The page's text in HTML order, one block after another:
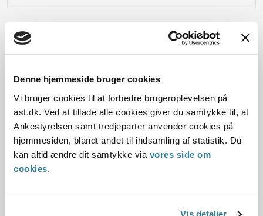
Denne hjemmeside bruger cookies
Vi bruger cookies til at forbedre brugeroplevelsen på
ast.dk. Ved at tillade alle cookies giver du samtykke til, at
Ankestyrelsen samt tredjeparter anvender cookies på
hjemmesiden, blandt andet til indsamling af statistik. Du
kan altid ændre dit samtykke via vores side om
cookies.
Dato for underskrift
31.03.2010
Offentliggørelsesdato
10.07.2013
Paragraf